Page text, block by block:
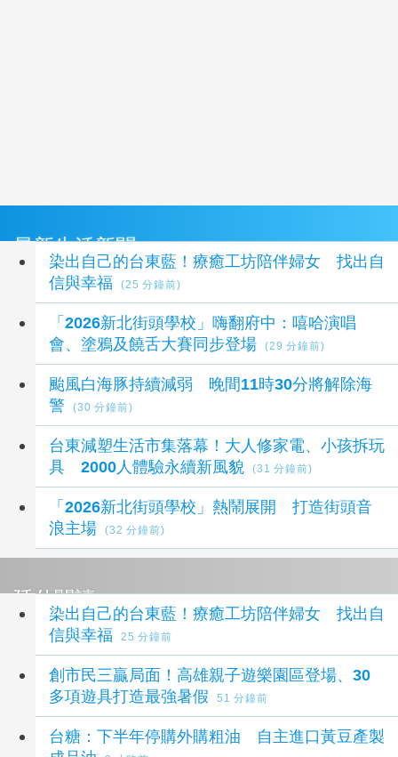
最新生活新聞
染出自己的台東藍！療癒工坊陪伴婦女 找出自
信與幸福
(25 分鐘前)
「2026新北街頭學校」嗨翻府中：嘻哈演唱
會、塗鴉及饒舌大賽同步登場
(29 分鐘前)
颱風白海豚持續減弱 晚間11時30分將解除海
警
(30 分鐘前)
台東減塑生活市集落幕！大人修家電、小孩拆玩
具 2000人體驗永續新風貌
(31 分鐘前)
「2026新北街頭學校」熱鬧展開 打造街頭音
浪主場
(32 分鐘前)
延伸閱讀
染出自己的台東藍！療癒工坊陪伴婦女 找出自
信與幸福
25 分鐘前
創市民三贏局面！高雄親子遊樂園區登場、30
多項遊具打造最強暑假
51 分鐘前
台糖：下半年停購外購粗油 自主進口黃豆產製